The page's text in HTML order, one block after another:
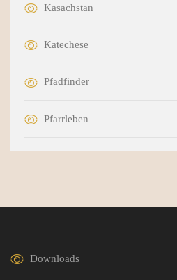
Kasachstan
Katechese
Pfadfinder
Pfarrleben
Downloads